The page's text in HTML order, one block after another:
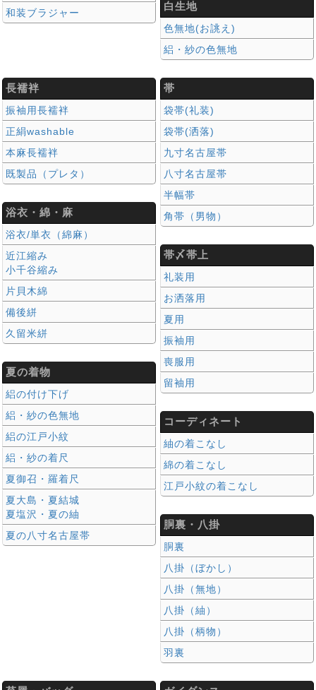
和装ブラジャー
白生地
色無地(お誂え)
絽・紗の色無地
長襦袢
振袖用長襦袢
正絹washable
本麻長襦袢
既製品（プレタ）
浴衣・綿・麻
浴衣/単衣（綿麻）
近江縮み
小千谷縮み
片貝木綿
備後絣
久留米絣
夏の着物
絽の付け下げ
絽・紗の色無地
絽の江戸小紋
絽・紗の着尺
夏御召・羅着尺
夏大島・夏結城
夏塩沢・夏の紬
夏の八寸名古屋帯
帯
袋帯(礼装)
袋帯(洒落)
九寸名古屋帯
八寸名古屋帯
半幅帯
角帯（男物）
帯〆帯上
礼装用
お洒落用
夏用
振袖用
喪服用
留袖用
コーディネート
紬の着こなし
綿の着こなし
江戸小紋の着こなし
胴裏・八掛
胴裏
八掛（ぼかし）
八掛（無地）
八掛（紬）
八掛（柄物）
羽裏